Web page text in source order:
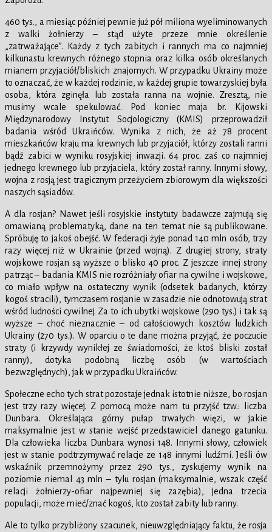
460 tys., a miesiąc później pewnie już pół miliona wyeliminowanych
z walki żołnierzy – stąd użyte przeze mnie określenie
„zatrważające”. Każdy z tych zabitych i rannych ma co najmniej
kilkunastu krewnych różnego stopnia oraz kilka osób określanych
mianem przyjaciół/bliskich znajomych. W przypadku Ukrainy może
to oznaczać, że w każdej rodzinie, w każdej grupie towarzyskiej była
osoba, która zginęła lub została ranna na wojnie. Zresztą, nie
musimy wcale spekulować. Pod koniec maja br. Kijowski
Międzynarodowy Instytut Socjologiczny (KMIS) przeprowadził
badania wśród Ukraińców. Wynika z nich, że aż 78 procent
mieszkańców kraju ma krewnych lub przyjaciół, którzy zostali ranni
bądź zabici w wyniku rosyjskiej inwazji. 64 proc. zaś co najmniej
jednego krewnego lub przyjaciela, który został ranny. Innymi słowy,
wojna z rosją jest tragicznym przeżyciem zbiorowym dla większości
naszych sąsiadów.
A dla rosjan? Nawet jeśli rosyjskie instytuty badawcze zajmują się
omawianą problematyką, dane na ten temat nie są publikowane.
Spróbuję to jakoś obejść. W federacji żyje ponad 140 mln osób, trzy
razy więcej niż w Ukrainie (przed wojną). Z drugiej strony, straty
wojskowe rosjan są wyższe o blisko 40 proc. Z jeszcze innej strony
patrząc – badania KMIS nie rozróżniały ofiar na cywilne i wojskowe,
co miało wpływ na ostateczny wynik (odsetek badanych, którzy
kogoś stracili), tymczasem rosjanie w zasadzie nie odnotowują strat
wśród ludności cywilnej. Za to ich ubytki wojskowe (290 tys.) i tak są
wyższe – choć nieznacznie – od całościowych kosztów ludzkich
Ukrainy (270 tys.). W oparciu o te dane można przyjąć, że poczucie
straty (i krzywdy wynikłej ze świadomości, że ktoś bliski został
ranny), dotyka podobną liczbę osób (w wartościach
bezwzględnych), jak w przypadku Ukraińców.
Społeczne echo tych strat pozostaje jednak istotnie niższe, bo rosjan
jest trzy razy więcej. Z pomocą może nam tu przyjść tzw.: liczba
Dunbara. Określająca górny pułap trwałych więzi, w jakie
maksymalnie jest w stanie wejść przedstawiciel danego gatunku.
Dla człowieka liczba Dunbara wynosi 148. Innymi słowy, człowiek
jest w stanie podtrzymywać relacje ze 148 innymi ludźmi. Jeśli ów
wskaźnik przemnożymy przez 290 tys., zyskujemy wynik na
poziomie niemal 43 mln – tylu rosjan (maksymalnie, wszak część
relacji żołnierzy-ofiar najpewniej się zazębia), jedna trzecia
populacji, może mieć/znać kogoś, kto został zabity lub ranny.
Ale to tylko przybliżony szacunek, nieuwzględniający faktu, że rosja